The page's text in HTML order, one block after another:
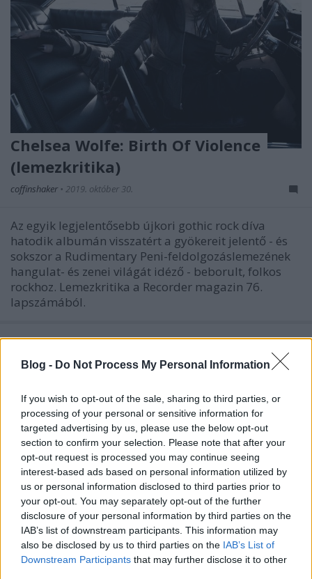
Blog - Do Not Process My Personal Information
If you wish to opt-out of the sale, sharing to third parties, or
processing of your personal or sensitive information for
targeted advertising by us, please use the below opt-out
section to confirm your selection. Please note that after your
opt-out request is processed you may continue seeing
interest-based ads based on personal information utilized by
us or personal information disclosed to third parties prior to
your opt-out. You may separately opt-out of the further
disclosure of your personal information by third parties on the
IAB’s list of downstream participants. This information may
also be disclosed by us to third parties on the IAB’s List of
Downstream Participants that may further disclose it to other
Chelsea Wolfe: Birth Of Violence
(lemezkritika)
coffinshaker • 2019. október 30.
Az egyik legjelentősebb újkori gothic rock díva
hatodik albumán visszatért a gyökereit jelentő - és
sokszor a Rudimentary Peni-feldolgozáslemezének
hangulat- és zenei világát idéző - beborult, folkos
rockhoz. Lemezkritika a Recorder magazin 76.
lapszámából.
HTRK: Venus In Leo (lemezkritika)
coffinshaker•2019. október 26.
A HTRK öt évvel ezelőtti lemeze kapcsán azt írtuk,
hogy " Nigel Yang félhomályos ambient hátterei és
Jonnine Standish énekesnő bűnös flörtje az
újhullámos elektronika egyik legszebb egymásra
találása". De vajon egy fél évtizeddel később is
megvan még a kémia közöttük? Lemezkritika a
Recorder magazin…